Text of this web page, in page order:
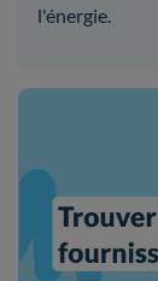
l'énergie.